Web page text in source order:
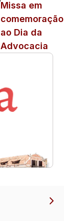
Missa em
comemoração
ao Dia da
Advocacia